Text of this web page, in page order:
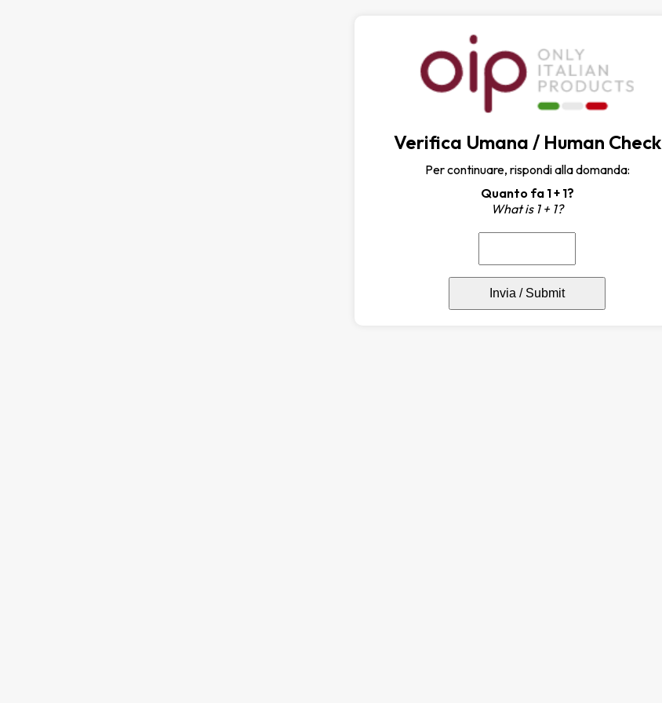
Verifica Umana / Human Check
Per continuare, rispondi alla domanda:
Quanto fa 1 + 1?
What is 1 + 1?
Invia / Submit